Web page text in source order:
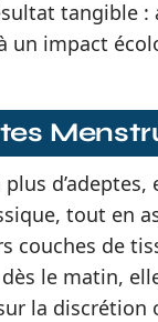
tangible
un impact
tout en
couches de
le matin,
la discrétion